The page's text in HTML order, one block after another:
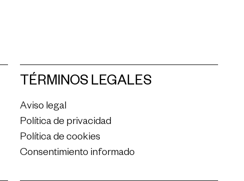
TÉRMINOS LEGALES
Aviso legal
Política de privacidad
Política de cookies
Consentimiento informado